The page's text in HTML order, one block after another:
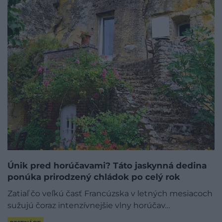
Únik pred horúčavami? Táto jaskynná dedina
ponúka prirodzený chládok po celý rok
Zatiaľ čo veľkú časť Francúzska v letných mesiacoch
sužujú čoraz intenzívnejšie vlny horúčav…